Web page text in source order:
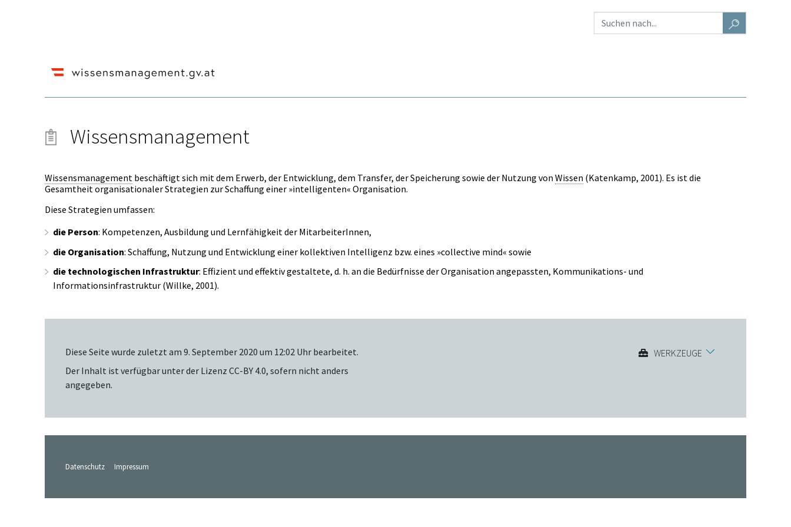
Wissensmanagement
Wissensmanagement beschäftigt sich mit dem Erwerb, der Entwicklung, dem Transfer, der Speicherung sowie der Nutzung von Wissen (Katenkamp, 2001). Es ist die
Gesamtheit organisationaler Strategien zur Schaffung einer »intelligenten« Organisation.
Diese Strategien umfassen:
die Person: Kompetenzen, Ausbildung und Lernfähigkeit der MitarbeiterInnen,
die Organisation: Schaffung, Nutzung und Entwicklung einer kollektiven Intelligenz bzw. eines »collective mind« sowie
die technologischen Infrastruktur: Effizient und effektiv gestaltete, d. h. an die Bedürfnisse der Organisation angepassten, Kommunikations- und
Informationsinfrastruktur (Willke, 2001).
Diese Seite wurde zuletzt am 9. September 2020 um 12:02 Uhr bearbeitet.
Der Inhalt ist verfügbar unter der Lizenz CC-BY 4.0, sofern nicht anders
angegeben.
WERKZEUGE
Datenschutz Impressum